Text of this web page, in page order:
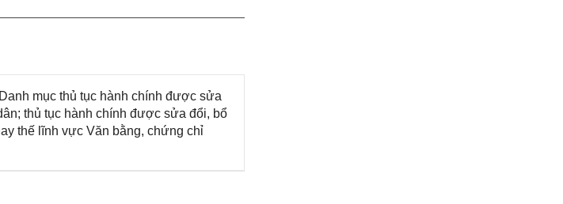
mục thủ tục hành chính được sửa
thủ tục hành chính được sửa đổi, bổ
thế lĩnh vực Văn bằng, chứng chỉ